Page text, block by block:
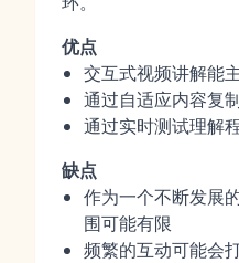
优点
交互式视频讲解能
通过自适应内容复
通过实时测试理解
缺点
作为一个不断发展
围可能有限
频繁的互动可能会